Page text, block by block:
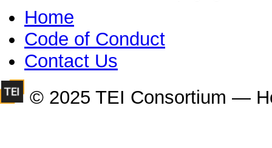
Home
Code of Conduct
Contact Us
© 2025 TEI Consortium —